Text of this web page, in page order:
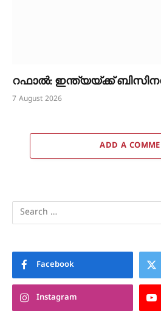
റഫാൽ: ഇന്ത്യയ്ക്ക്
7 August 2026
ADD A
Facebook
Instagram